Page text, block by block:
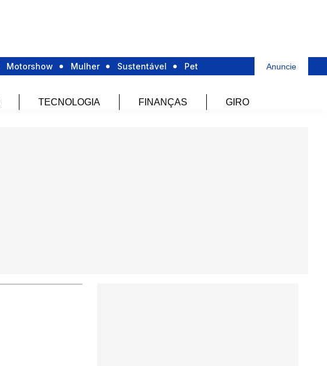
Motorshow Mulher Sustentável Pet Anuncie
TECNOLOGIA FINANÇAS GIRO